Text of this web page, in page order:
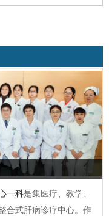
一科是集医疗、教学、
合式肝病诊疗中心。作